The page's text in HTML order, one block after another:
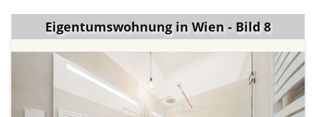
Eigentumswohnung in Wien - Bild 8